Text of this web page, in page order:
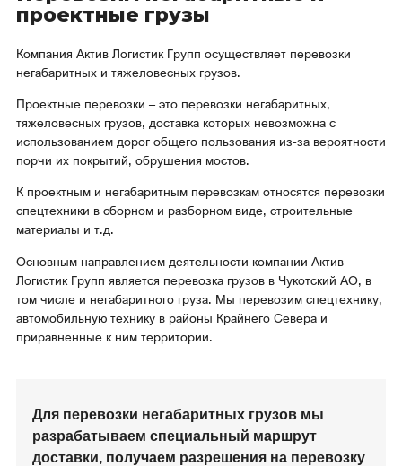
Таймыр (Красноярский край)
Архангельская область
Магаданская область
Красноярский край
Ямало-Ненецкий АО
Законодательные акты
О нас
Вакансии
Реквизиты
проектные грузы
Компания Актив Логистик Групп осуществляет перевозки
негабаритных и тяжеловесных грузов.
Проектные перевозки – это перевозки негабаритных,
тяжеловесных грузов, доставка которых невозможна с
использованием дорог общего пользования из-за вероятности
порчи их покрытий, обрушения мостов.
К проектным и негабаритным перевозкам относятся перевозки
спецтехники в сборном и разборном виде, строительные
материалы и т.д.
Основным направлением деятельности компании Актив
Логистик Групп является перевозка грузов в Чукотский АО, в
том числе и негабаритного груза. Мы перевозим спецтехнику,
автомобильную технику в районы Крайнего Севера и
приравненные к ним территории.
Для перевозки негабаритных грузов мы
разрабатываем специальный маршрут
доставки, получаем разрешения на перевозку